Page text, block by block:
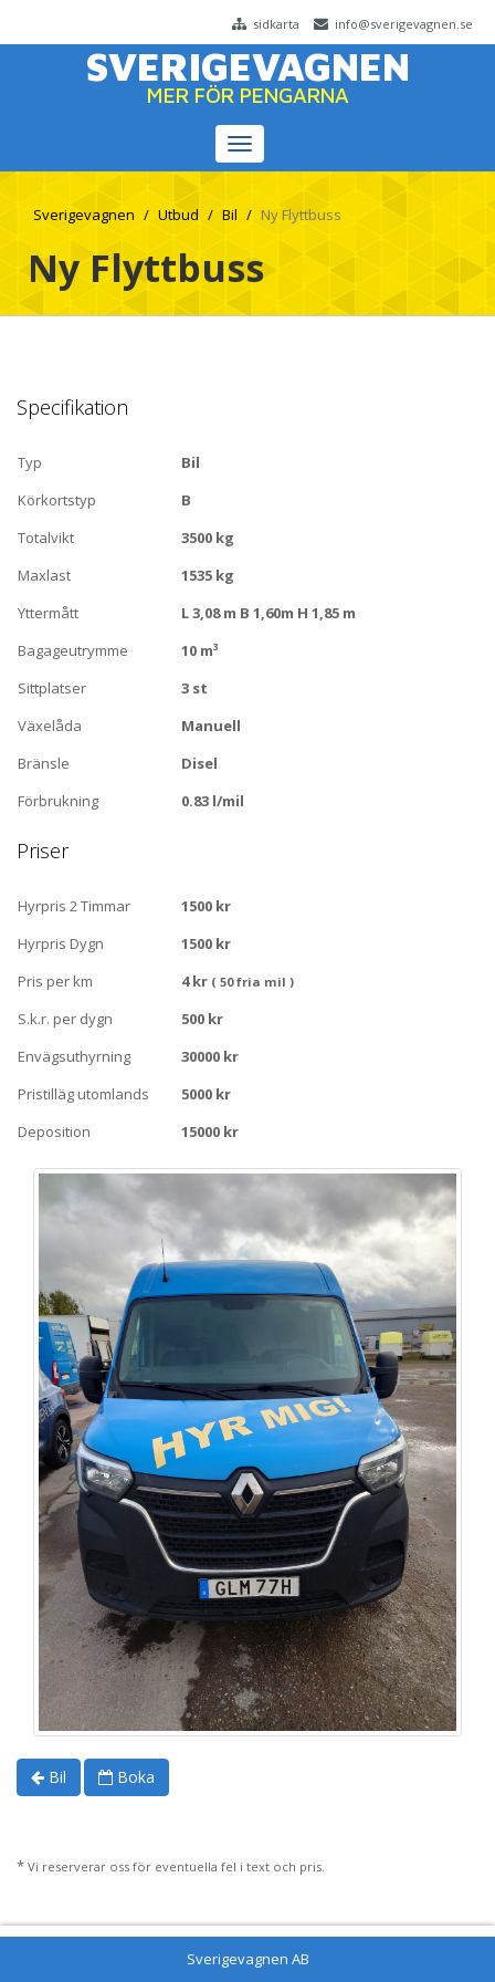
sidkarta info@sverigevagnen.se
SVERIGEVAGNEN
MER FÖR PENGARNA
Toggle
navigation
Sverigevagnen Utbud Bil Ny Flyttbuss
Ny Flyttbuss
Specifikation
Typ
Bil
Körkortstyp
B
Totalvikt
3500 kg
Maxlast
1535 kg
Yttermått
L 3,08 m B 1,60m H 1,85 m
Bagageutrymme
10 m³
Sittplatser
3 st
Växelåda
Manuell
Bränsle
Disel
Förbrukning
0.83 l/mil
Priser
Hyrpris 2 Timmar
1500 kr
Hyrpris Dygn
1500 kr
Pris per km
4 kr ( 50 fria mil )
S.k.r. per dygn
500 kr
Envägsuthyrning
30000 kr
Pristilläg utomlands
5000 kr
Deposition
15000 kr
Bil Boka
* Vi reserverar oss för eventuella fel i text och pris.
Sverigevagnen AB